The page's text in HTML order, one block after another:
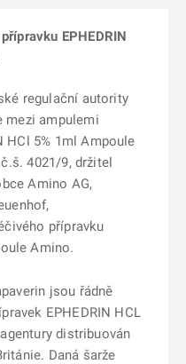
EPHEDRIN
regulační autority
mezi ampulemi
HCl 5% 1ml Ampoule
4021/9, držitel
Amino AG,
přípravku
Amino.
jsou řádně
EPHEDRIN HCL
distribuován
Daná šarže